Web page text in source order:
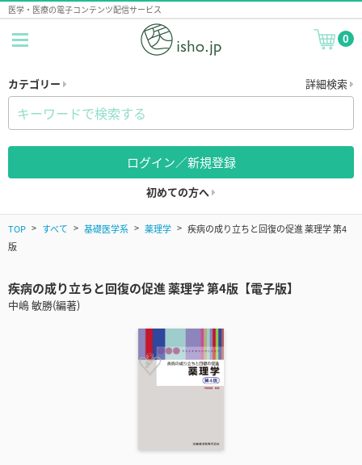
医学・医療の電子コンテンツ配信サービス
0
カテゴリー 詳細検索
ログイン／新規登録
初めての方へ
TOP すべて 基礎医学系 薬理学
疾病の成り立ちと回復の促進 薬理学 第4
版
疾病の成り立ちと回復の促進 薬理学 第4版【電子版】
中嶋 敏勝(編著)